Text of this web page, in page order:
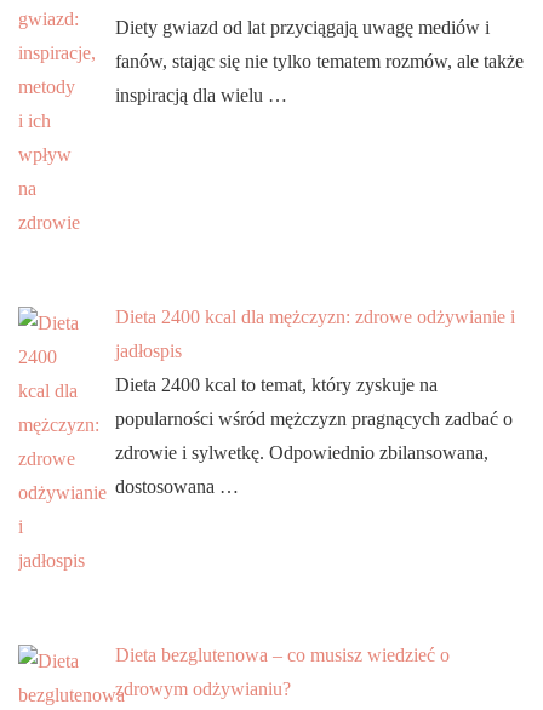
Diety gwiazd od lat przyciągają uwagę mediów i
fanów, stając się nie tylko tematem rozmów, ale także
inspiracją dla wielu …
Dieta 2400 kcal dla mężczyzn: zdrowe odżywianie i
jadłospis
Dieta 2400 kcal to temat, który zyskuje na
popularności wśród mężczyzn pragnących zadbać o
zdrowie i sylwetkę. Odpowiednio zbilansowana,
dostosowana …
Dieta bezglutenowa – co musisz wiedzieć o
zdrowym odżywianiu?